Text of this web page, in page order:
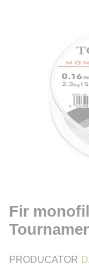
Fir
PRODUCATOR